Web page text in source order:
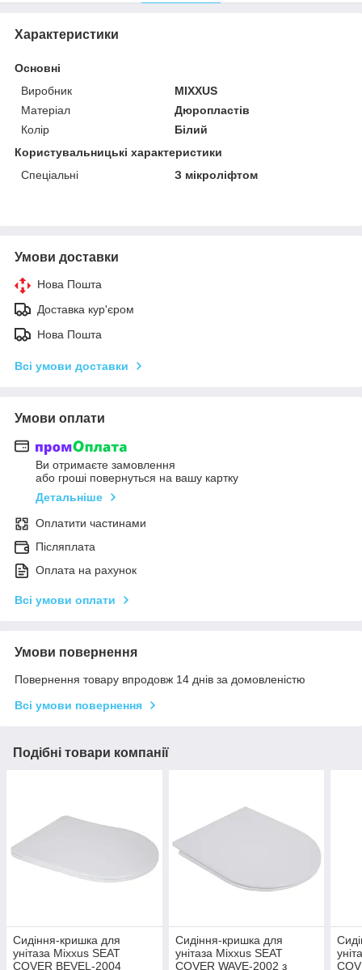
Характеристики
Основні
Виробник
MIXXUS
Матеріал
Дюропластів
Колір
Білий
Користувальницькі характеристики
Спеціальні
З мікроліфтом
Умови доставки
Нова Пошта
Доставка кур'єром
Нова Пошта
Всі умови доставки
Умови оплати
Ви отримаєте замовлення
або гроші повернуться на вашу картку
Детальніше
Оплатити частинами
Післяплата
Оплата на рахунок
Всі умови оплати
Умови повернення
Повернення товару впродовж 14 днів за домовленістю
Всі умови повернення
Подібні товари компанії
Сидіння-кришка для
унітаза Mixxus SEAT
COVER BEVEL-2004
Сидіння-кришка для
унітаза Mixxus SEAT
COVER WAVE-2002 з